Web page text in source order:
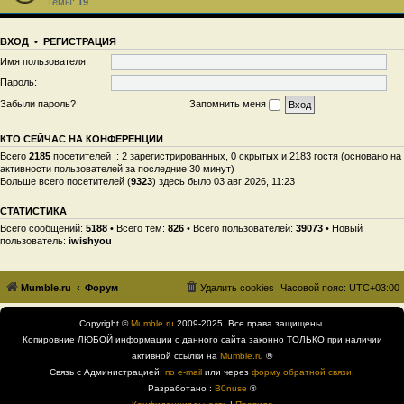
ВХОД • РЕГИСТРАЦИЯ
Имя пользователя:
Пароль:
Забыли пароль?
Запомнить меня
КТО СЕЙЧАС НА КОНФЕРЕНЦИИ
Всего 2185 посетителей :: 2 зарегистрированных, 0 скрытых и 2183 гостя (основано на
активности пользователей за последние 30 минут)
Больше всего посетителей (9323) здесь было 03 авг 2026, 11:23
СТАТИСТИКА
Всего сообщений: 5188 • Всего тем: 826 • Всего пользователей: 39073 • Новый
пользователь: iwishyou
Mumble.ru Форум Часовой пояс: UTC+03:00
Удалить cookies
Copyright ©Mumble.ru 2009-2025. Все права защищены.
Копировние ЛЮБОЙ информации с данного сайта законно ТОЛЬКО при наличии
активной ссылки на Mumble.ru ®
Связь с Администрацией: по e-mail или через форму обратной связи
Разработано : B0nuse ®